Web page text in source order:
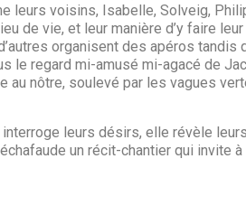
leurs voisins, Isabelle, Solveig,
de vie, et leur manière d’y faire
organisent des apéros tandis
le regard mi-amusé mi-agacé de
au nôtre, soulevé par les vagues
leurs désirs, elle révèle
un récit-chantier qui invite à